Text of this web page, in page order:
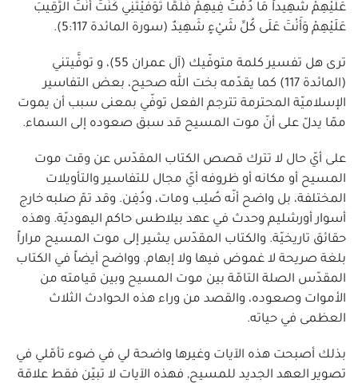
عَلَيْهِمْ شَهِيداً مَا دُمْتُ فِيهِمْ فَلَمَّا تَوَفَّيْتَنِي كُنْتَ أَنْتَ الرَّقِيبَ
عَلَيْهِمْ وَأَنْتَ عَلَى كُلِّ شَيْءٍ شَهِيدٌ (سورة المائدة 5:117).
ترى هل تفسير كلمة متوفّيك (آل عمران 55)، و توفَّيتني
(المائدة 117) كما يقدّمه بخت الله صحيح، بعض التفاسير
الإسلاميّة المحترمة تترجم الفعل توفّي بمعنى سبب أن يموت
ممّا يدلّ على أنّ موت المسيح قد سبق صعوده إلى السماء.
على أيّ حال لا تترك قصص الكتاب المقدّس عن وقت موت
المسيح أو مكانه أو ظروفه أيّ مجال للتفاسير والتأويلات
المختلفة، بل واضح أنّه صُلِب ومات، ودُفِن. وقد تمّ صلبه خارج
أسوار أورشليم وحدث في عهد بيلاطس حاكم اليهوديّة. وهذه
حقائق تاريخيّة. والكتاب المقدّس يشير إلى موت المسيح مراراً
بلغة صريحة لا غموض فيها ولا إبهام. وواضح أيضاً في الكتاب
المقدّس الصلة التامّة بين موت المسيح وبين قيامته من
الأموات وصعوده، والقصد من وراء هذه الحوادث الثلاث
العظمى في حياته.
بذلك أصبحت هذه الآيات وغيرها واضحة لي في ضوء تأمّلي في
تصوير العهد الجديد للمسيح, فهذه الآيات لا تبيّن فقط علاقة